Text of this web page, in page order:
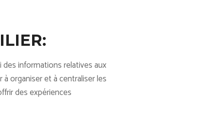
des informations relatives aux
organiser et à centraliser les
des expériences